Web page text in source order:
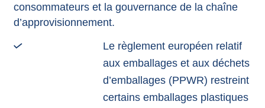
consommateurs et la gouvernance de la chaîne
d’approvisionnement.
Le règlement européen relatif
aux emballages et aux déchets
d’emballages (PPWR) restreint
certains emballages plastiques